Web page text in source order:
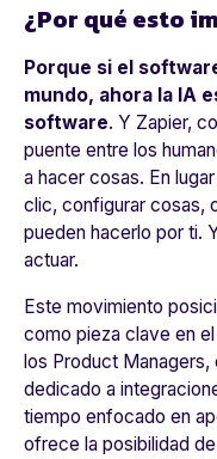
¿Por qué esto
Porque si el
mundo, ahora la IA
software. Y Zapier,
puente entre los
a hacer cosas. En
clic, configurar cosas,
pueden hacerlo por ti.
actuar.
Este movimiento
como pieza clave en
los Product
dedicado a
tiempo enfocado en
ofrece la posibilidad